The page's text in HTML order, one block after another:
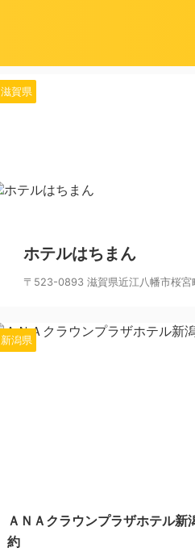
滋賀県
ホテルはちまん
〒523-0893 滋賀県近江八幡市桜
新潟県
ＡＮＡクラウンプラザホテル新
約